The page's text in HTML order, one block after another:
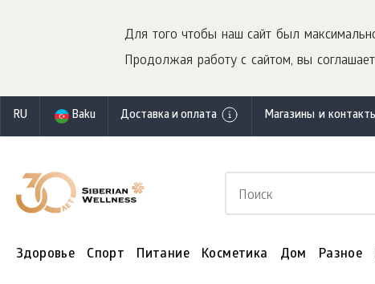
Для того чтобы наш сайт был
Продолжая работу с сайтом, вы
RU Baku Доставка и оплата Магазины и
Здоровье Спорт Питание Косметика Дом Разное